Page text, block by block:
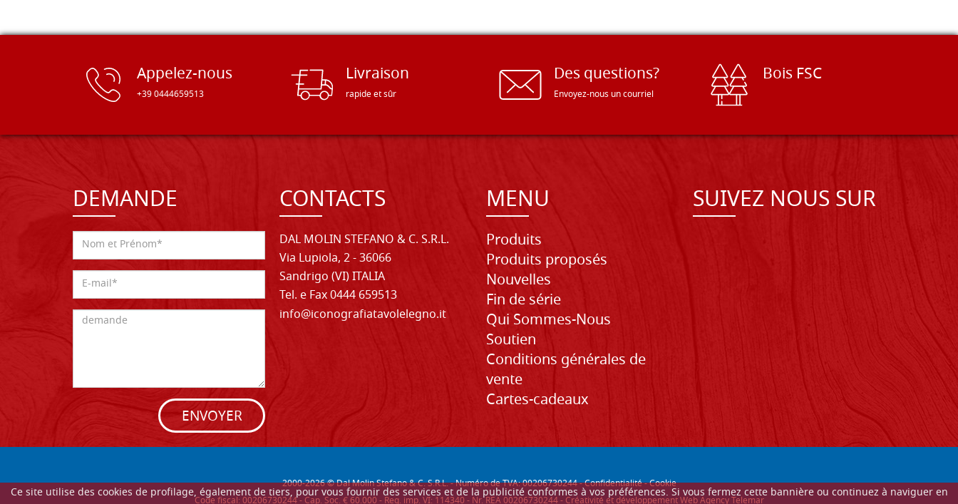
Ce site utilise des cookies de profilage, également de tiers, pour vous fournir des services et de la publicité conformes à vos préférences. Si vous fermez cette bannière ou continuez à naviguer en
Appelez-nous
+39 0444659513
Livraison
rapide et sûr
Des questions?
Envoyez-nous un courriel
Bois FSC
DEMANDE
ENVOYER
CONTACTS
DAL MOLIN STEFANO & C. S.R.L.
Via Lupiola, 2 - 36066
Sandrigo (VI) ITALIA
Tel. e Fax 0444 659513
info@iconografiatavolelegno.it
MENU
Produits
Produits proposés
Nouvelles
Fin de série
Qui Sommes-Nous
Soutien
Conditions générales de
vente
Cartes-cadeaux
SUIVEZ NOUS SUR
2000-2026© Dal Molin Stefano & C. S.R.L. - Numéro de TVA: 00206730244 -Confidentialité-Cookie
Code fiscal: 00206730244 - Cap. Soc. € 60.000 - Reg. imp. VI: 114340 - Nr. REA 00206730244 - Créativité et développement Web Agency Telemar